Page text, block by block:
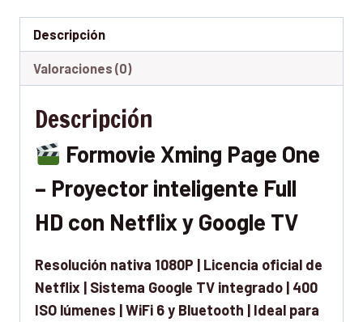
Descripción
Valoraciones (0)
Descripción
Formovie Xming Page One
– Proyector inteligente Full
HD con Netflix y Google TV
Resolución nativa 1080P | Licencia oficial de
Netflix | Sistema Google TV integrado | 400
ISO lúmenes | WiFi 6 y Bluetooth | Ideal para